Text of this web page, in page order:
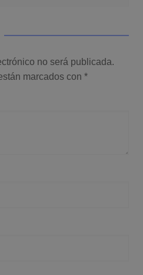
no será publicada.
marcados con *